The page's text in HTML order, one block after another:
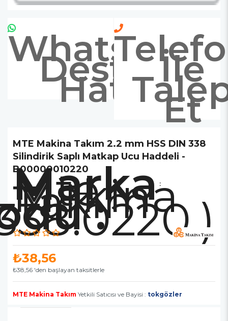
Whatsapp
Destek
Hattı İle
Et
MTE Makina Takım 2.2 mm HSS DIN 338
Silindirik Saplı Matkap Ucu Haddeli -
B00000010220
Marka :
Mte
Makina
Takım
₺38,56
₺38,56 'den başlayan taksitlerle
MTE Makina Takım Yetkili Satıcısı ve Bayisi : tokgözler